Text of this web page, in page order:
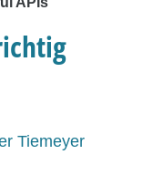
Tiemeyer